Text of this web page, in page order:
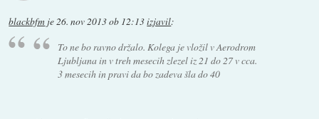
blackbfm je26. nov 2013 ob 12:13izjavil:
To ne bo ravno držalo. Kolega je vložil v Aerodrom
Ljubljana in v treh mesecih zlezel iz 21 do 27 v cca.
3 mesecih in pravi da bo zadeva šla do 40